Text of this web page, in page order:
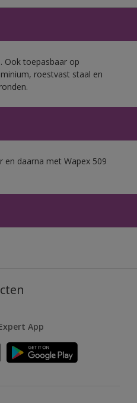
Ook toepasbaar op
roestvast staal en
en daarna met Wapex 509
App